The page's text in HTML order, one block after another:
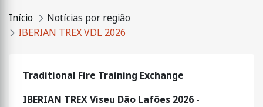
Início
Notícias por região
IBERIAN TREX VDL 2026
Traditional Fire Training Exchange
IBERIAN TREX Viseu Dão Lafões 2026 -